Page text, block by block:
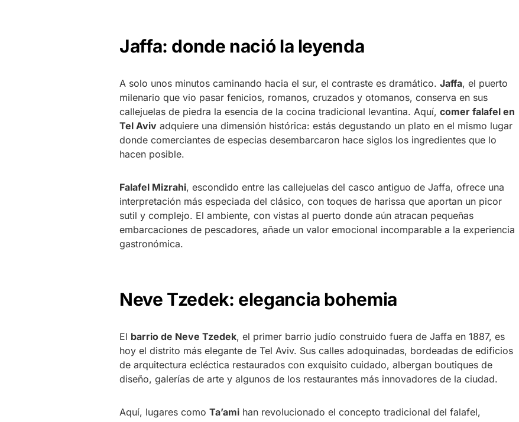
Jaffa: donde nació la leyenda
A solo unos minutos caminando hacia el sur, el contraste es dramático. Jaffa, el puerto
milenario que vio pasar fenicios, romanos, cruzados y otomanos, conserva en sus
callejuelas de piedra la esencia de la cocina tradicional levantina. Aquí, comer falafel en
Tel Aviv adquiere una dimensión histórica: estás degustando un plato en el mismo lugar
donde comerciantes de especias desembarcaron hace siglos los ingredientes que lo
hacen posible.
Falafel Mizrahi, escondido entre las callejuelas del casco antiguo de Jaffa, ofrece una
interpretación más especiada del clásico, con toques de harissa que aportan un picor
sutil y complejo. El ambiente, con vistas al puerto donde aún atracan pequeñas
embarcaciones de pescadores, añade un valor emocional incomparable a la experiencia
gastronómica.
Neve Tzedek: elegancia bohemia
El barrio de Neve Tzedek, el primer barrio judío construido fuera de Jaffa en 1887, es
hoy el distrito más elegante de Tel Aviv. Sus calles adoquinadas, bordeadas de edificios
de arquitectura ecléctica restaurados con exquisito cuidado, albergan boutiques de
diseño, galerías de arte y algunos de los restaurantes más innovadores de la ciudad.
Aquí, lugares como Ta’ami han revolucionado el concepto tradicional del falafel,